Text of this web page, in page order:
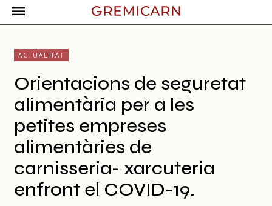
ACTUALITAT
Orientacions de seguretat
alimentària per a les
petites empreses
alimentàries de
carnisseria- xarcuteria
enfront el COVID-19.